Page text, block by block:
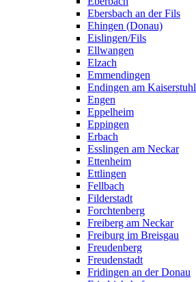
Ebersbach an der Fils
Ehingen (Donau)
Eislingen/Fils
Ellwangen
Elzach
Emmendingen
Endingen am Kaiserstuhl
Engen
Eppelheim
Eppingen
Erbach
Esslingen am Neckar
Ettenheim
Ettlingen
Fellbach
Filderstadt
Forchtenberg
Freiberg am Neckar
Freiburg im Breisgau
Freudenberg
Freudenstadt
Fridingen an der Donau